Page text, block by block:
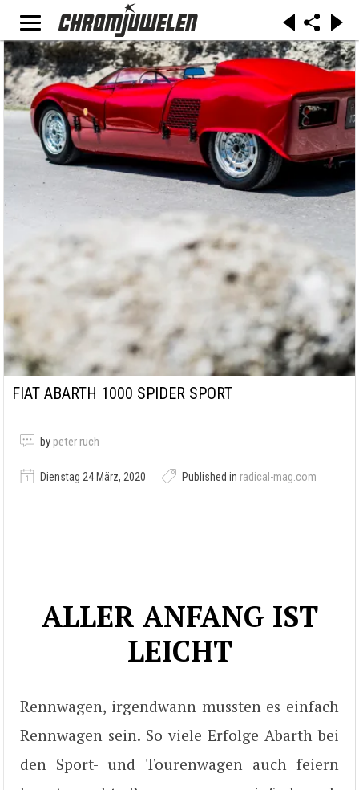
FIAT ABARTH 1000 SPIDER SPORT
by peter ruch
Dienstag 24 März, 2020 Published in radical-mag.com
ALLER ANFANG IST
LEICHT
Rennwagen, irgendwann mussten es einfach
Rennwagen sein. So viele Erfolge Abarth bei
den Sport- und Tourenwagen auch feiern